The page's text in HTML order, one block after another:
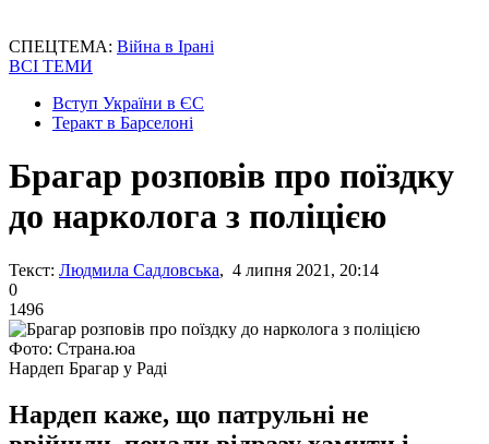
СПЕЦТЕМА: Війна в Ірані
ВСІ ТЕМИ
Вступ України в ЄС
Теракт в Барселоні
Брагар розповів про поїздку
до нарколога з поліцією
Текст: Людмила Садловська, 4 липня 2021, 20:14
0
1496
Фото: Страна.юа
Нардеп Брагар у Раді
Нардеп каже, що патрульні не